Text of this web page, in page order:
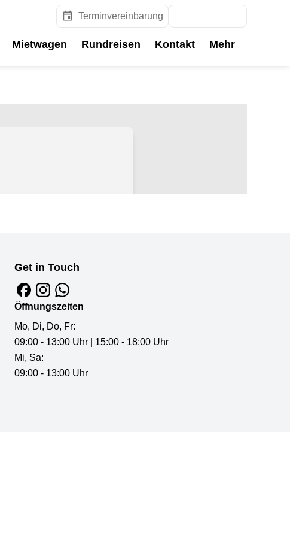
Terminvereinbarung
Mietwagen Rundreisen Kontakt Mehr
Get in Touch
Öffnungszeiten
Mo, Di, Do, Fr:
09:00 - 13:00 Uhr | 15:00 - 18:00 Uhr
Mi, Sa:
09:00 - 13:00 Uhr